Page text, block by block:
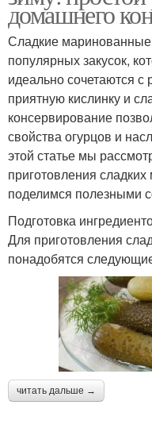
домашнего
Сладкие
популярных закусок,
идеально сочетаются
приятную кислинку и
консервирование
свойства огурцов и
этой статье мы
приготовления
поделимся полезными
Подготовка
Для приготовления
понадобятся
читать дальше →